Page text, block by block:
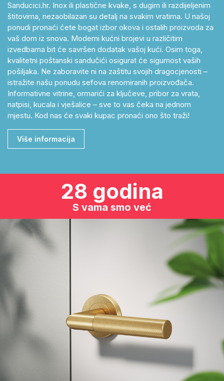
Sanducici.hr. Inox ili plastične kvake, s dugim ili razdijeljenim
štitovima, nezaobilazan su detalj na svakim vratima. U našoj
ponudi pronaći ćete bogat izbor okova i ostalih proizvoda za
vaš dom iz snova. Moderni kućni brojevi u različitim
izvedbama bit će savršen dodatak vašoj kući. Osim toga,
kvalitetni poštanski sandučići osigurat će sigurnost vaših
pošiljaka. Ne zaboravite ni na zaštitu svojih dragocjenosti –
istražite našu ponudu sefova renomiranih proizvođača.
Informativne vitrine, ormarići za ključeve, pribor za vrata,
natpisi, kucala i vješalice – sve to vas čeka na jednom
mjestu. Kod nas će svaki kupac pronaći ono što traži!
Više informacija
28 godina
S vama smo već